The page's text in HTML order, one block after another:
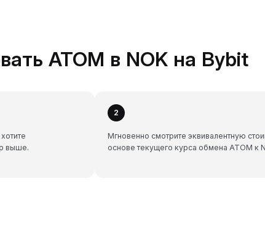
ATOM в NOK на Bybit
выше.
2
Мгновенно смотрите эквивалентную
основе текущего курса обмена ATOM к